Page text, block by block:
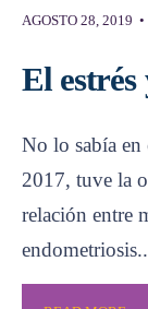
AGOSTO 28, 2019 •
El
No lo sabía en
2017, tuve la
relación entre
endometriosis.